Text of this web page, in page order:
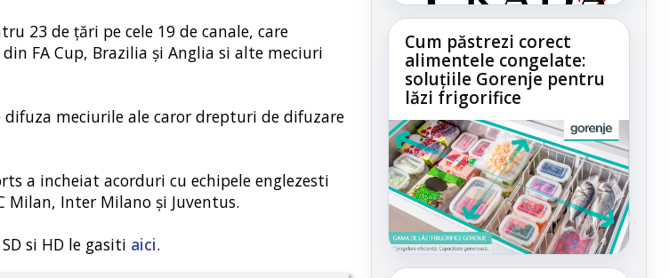
23 de țări pe cele 19 de canale, care
FA Cup, Brazilia și Anglia si alte meciuri
meciurile ale caror drepturi de difuzare
a incheiat acorduri cu echipele englezesti
Milan, Inter Milano și Juventus.
si HD le gasiti aici.
Cum păstrezi corect
alimentele congelate:
soluțiile Gorenje pentru
lăzi frigorifice